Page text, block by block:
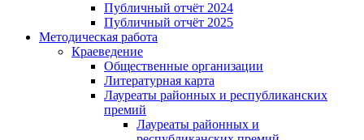
Публичный отчёт 2024
Публичный отчёт 2025
Методическая работа
Краеведение
Общественные организации
Литературная карта
Лауреаты районных и республиканских
премий
Лауреаты районных и